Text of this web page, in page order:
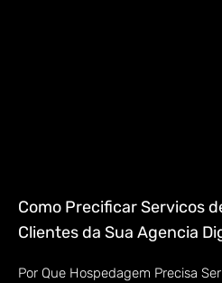
Como Precificar Servicos
Clientes da Sua Agencia
Por Que Hospedagem Precisa